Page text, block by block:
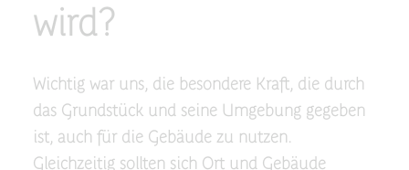
wird?
Wichtig war uns, die besondere Kraft, die durch
das Grundstück und seine Umgebung gegeben
ist, auch für die Gebäude zu nutzen.
Gleichzeitig sollten sich Ort und Gebäude